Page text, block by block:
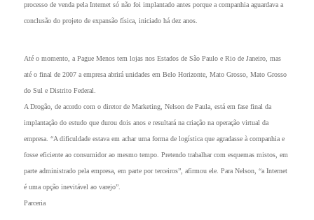
processo de venda pela Internet só não foi implantado antes porque a companhia aguardava a
conclusão do projeto de expansão física, iniciado há dez anos.
Até o momento, a Pague Menos tem lojas nos Estados de São Paulo e Rio de Janeiro, mas
até o final de 2007 a empresa abrirá unidades em Belo Horizonte, Mato Grosso, Mato Grosso
do Sul e Distrito Federal.
A Drogão, de acordo com o diretor de Marketing, Nelson de Paula, está em fase final da
implantação do estudo que durou dois anos e resultará na criação na operação virtual da
empresa. “A dificuldade estava em achar uma forma de logística que agradasse à companhia e
fosse eficiente ao consumidor ao mesmo tempo. Pretendo trabalhar com esquemas mistos, em
parte administrado pela empresa, em parte por terceiros”, afirmou ele. Para Nelson, “a Internet
é uma opção inevitável ao varejo”.
Parceria